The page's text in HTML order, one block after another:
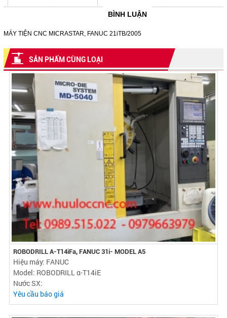
BÌNH LUẬN
MÁY TIỆN CNC MICRASTAR, FANUC 21iTB/2005
SẢN PHẨM CÙNG LOẠI
ROBODRILL Α-T14iFa, FANUC 31i- MODEL A5
Hiệu máy: FANUC
Model: ROBODRILL α-T14iE
Nước SX:
Yêu cầu báo giá